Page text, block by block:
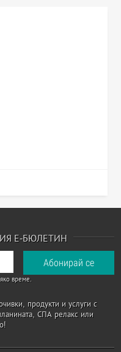
Е-БЮЛЕТИН
време.
продукти и услуги с
СПА релакс или